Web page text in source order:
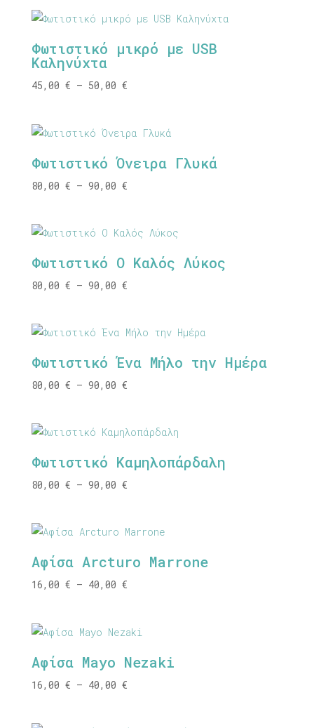
through
50,00 €
Φωτιστικό μικρό με USB
Καληνύχτα
45,00 € – 50,00 €Price
through
50,00 €
Φωτιστικό Όνειρα Γλυκά
80,00 € – 90,00 €Price
through
90,00 €
Φωτιστικό Ο Καλός Λύκος
80,00 € – 90,00 €Price
through
90,00 €
Φωτιστικό Ένα Μήλο την Ημέρα
80,00 € – 90,00 €Price
through
90,00 €
Φωτιστικό Καμηλοπάρδαλη
80,00 € – 90,00 €Price
through
90,00 €
Αφίσα Arcturo Marrone
16,00 € – 40,00 €Price
through
40,00 €
Αφίσα Mayo Nezaki
16,00 € – 40,00 €Price